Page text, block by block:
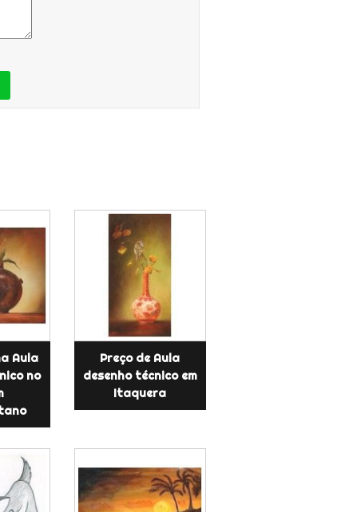
Aula
no
Preço de Aula
desenho técnico em
Itaquera